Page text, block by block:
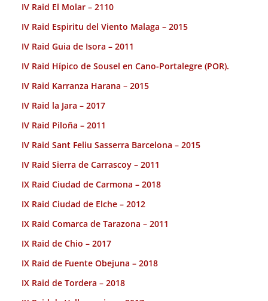
IV Raid El Molar – 2110
IV Raid Espiritu del Viento Malaga – 2015
IV Raid Guia de Isora – 2011
IV Raid Hípico de Sousel en Cano-Portalegre (POR).
IV Raid Karranza Harana – 2015
IV Raid la Jara – 2017
IV Raid Piloña – 2011
IV Raid Sant Feliu Sasserra Barcelona – 2015
IV Raid Sierra de Carrascoy – 2011
IX Raid Ciudad de Carmona – 2018
IX Raid Ciudad de Elche – 2012
IX Raid Comarca de Tarazona – 2011
IX Raid de Chio – 2017
IX Raid de Fuente Obejuna – 2018
IX Raid de Tordera – 2018